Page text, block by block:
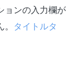
ョンの入力欄が
タイトルタ